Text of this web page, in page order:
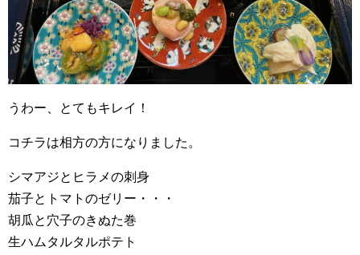
うわー、とてもキレイ！
コチラは相方の方になりました。
シマアジとヒラメの刺身
茄子とトマトのゼリー・・・
胡瓜と穴子のきぬた巻
生ハムタルタルポテト